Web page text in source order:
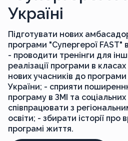
Україні
Підготувати нових
програми "Супергерої FAST"
- проводити тренінги для
реалізації програми в
нових учасників до програми
України; - сприяти
програму в ЗМІ та
співпрацювати з
освіти; - збирати історії про
програмі життя.